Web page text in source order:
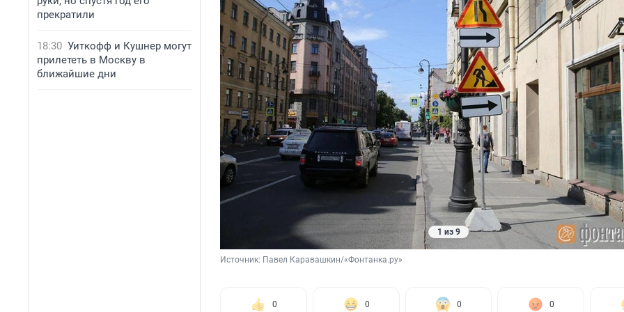
прекратили
18:30 Уиткофф и Кушнер могут
прилететь в Москву в
ближайшие дни
1 из 9
Источник: Павел Каравашкин/«Фонтанка.ру»
0 0 0 0